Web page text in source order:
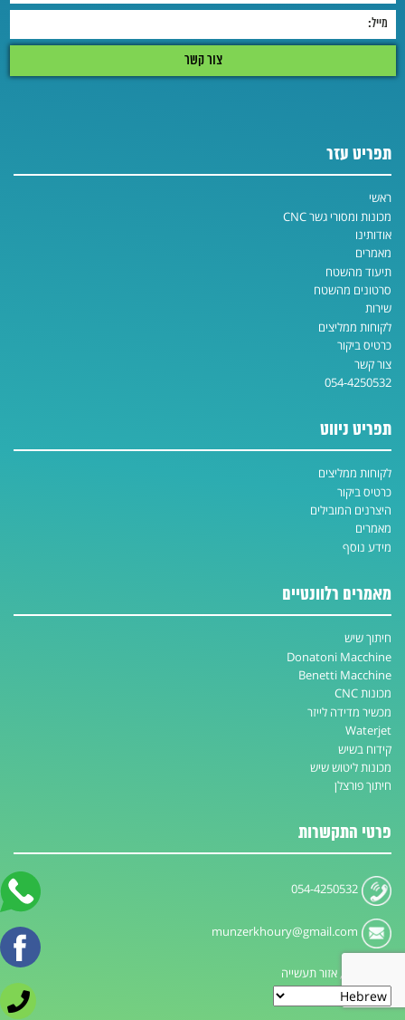
תפריט עזר
ראשי
מכונות ומסורי גשר CNC
אודותינו
מאמרים
תיעוד מהשטח
סרטונים מהשטח
שירות
לקוחות ממליצים
כרטיס ביקור
צור קשר
054-4250532
תפריט ניווט
לקוחות ממליצים
כרטיס ביקור
היצרנים המובילים
מאמרים
מידע נוסף
מאמרים רלוונטיים
חיתוך שיש
Donatoni Macchine
Benetti Macchine
מכונות CNC
מכשיר מדידה לייזר
Waterjet
קידוח בשיש
מכונות ליטוש שיש
חיתוך פורצלן
פרטי התקשרות
054-4250532
munzerkhoury@gmail.com
עכו, אזור תעשייה